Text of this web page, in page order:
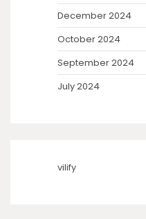
December 2024
October 2024
September 2024
July 2024
vilify